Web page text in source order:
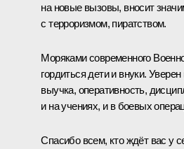
на новые вызовы, вносит
с терроризмом, пиратством.
Моряками современного
гордиться дети и внуки.
выучка, оперативность,
и на учениях, и в боевых
Спасибо всем, кто ждёт вас у